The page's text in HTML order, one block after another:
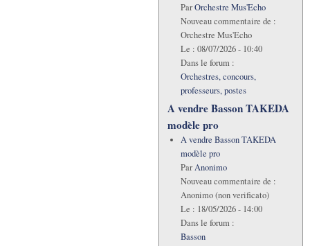
ParOrchestre Mus'Echo
Nouveau commentaire de :
Orchestre Mus'Echo
Le : 08/07/2026 - 10:40
Dans le forum :
Orchestres, concours,
professeurs, postes
A vendre Basson TAKEDA
modèle pro
A vendre Basson TAKEDA
modèle pro
ParAnonimo
Nouveau commentaire de :
Anonimo (non verificato)
Le : 18/05/2026 - 14:00
Dans le forum :
Basson